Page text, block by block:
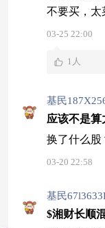
不要买，太
03-25 22:00
1人
基民
应该不是算
换了什么股
03-20 22:58
基民
$湘财长顺